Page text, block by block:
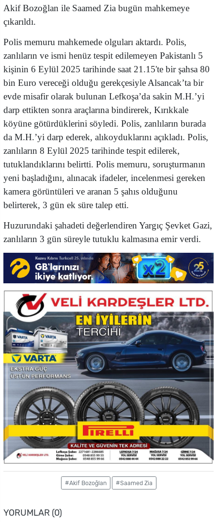
Akif Bozoğlan ile Saamed Zia bugün mahkemeye
çıkarıldı.
Polis memuru mahkemede olguları aktardı. Polis,
zanlıların ve ismi henüz tespit edilemeyen Pakistanlı 5
kişinin 6 Eylül 2025 tarihinde saat 21.15'te bir şahsa 80
bin Euro vereceği olduğu gerekçesiyle Alsancak’ta bir
evde misafir olarak bulunan Lefkoşa’da sakin M.H.’yi
darp ettikten sonra araçlarına bindirerek, Kırıkkale
köyüne götürdüklerini söyledi. Polis, zanlıların burada
da M.H.’yi darp ederek, alıkoyduklarını açıkladı. Polis,
zanlıların 8 Eylül 2025 tarihinde tespit edilerek,
tutuklandıklarını belirtti. Polis memuru, soruşturmanın
yeni başladığını, alınacak ifadeler, incelenmesi gereken
kamera görüntüleri ve aranan 5 şahıs olduğunu
belirterek, 3 gün ek süre talep etti.
Huzurundaki şahadeti değerlendiren Yargıç Şevket Gazi,
zanlıların 3 gün süreyle tutuklu kalmasına emir verdi.
#Akif Bozoğlan #Saamed Zia
YORUMLAR (0)